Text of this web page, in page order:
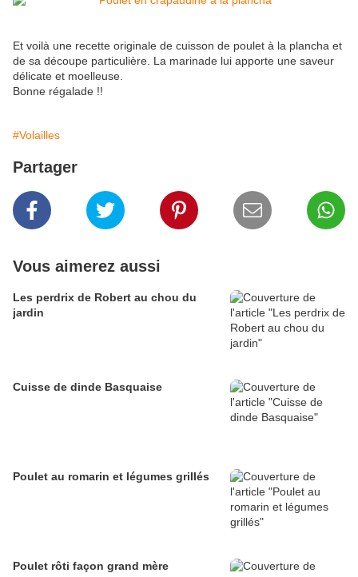
Et voilà une recette originale de cuisson de poulet à la plancha et
de sa découpe particulière. La marinade lui apporte une saveur
délicate et moelleuse.
Bonne régalade !!
#Volailles
Partager
Vous aimerez aussi
Les perdrix de Robert au chou du
jardin
Cuisse de dinde Basquaise
Poulet au romarin et légumes grillés
Poulet rôti façon grand mère